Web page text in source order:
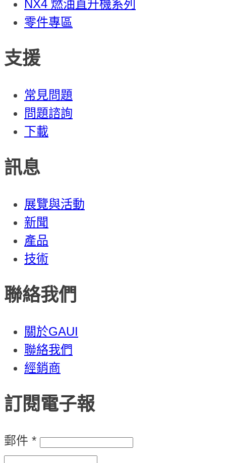
NX4 燃油直升機系列
零件專區
支援
常見問題
問題諮詢
下載
訊息
展覽與活動
新聞
產品
技術
聯絡我們
關於GAUI
聯絡我們
經銷商
訂閱電子報
郵件 *